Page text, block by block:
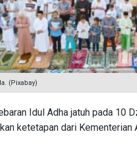
(Pixabay)
Idul Adha jatuh pada 10
ketetapan dari Kementerian